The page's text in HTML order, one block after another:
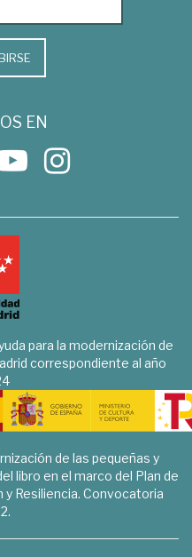
EN
para la modernización de
correspondiente al año
de las pequeñas y
libro en el marco del Plan de
y Resiliencia. Convocatoria